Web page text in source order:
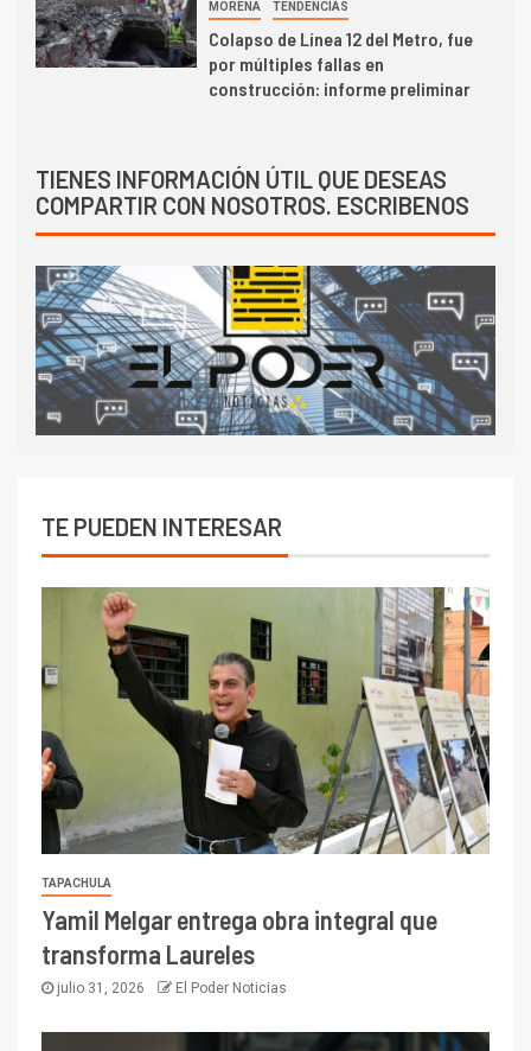
MORENA TENDENCIAS
Colapso de Línea 12 del Metro, fue
por múltiples fallas en
construcción: informe preliminar
TIENES INFORMACIÓN ÚTIL QUE DESEAS
COMPARTIR CON NOSOTROS. ESCRIBENOS
TE PUEDEN INTERESAR
TAPACHULA
Yamil Melgar entrega obra integral que
transforma Laureles
julio 31, 2026 El Poder Noticias